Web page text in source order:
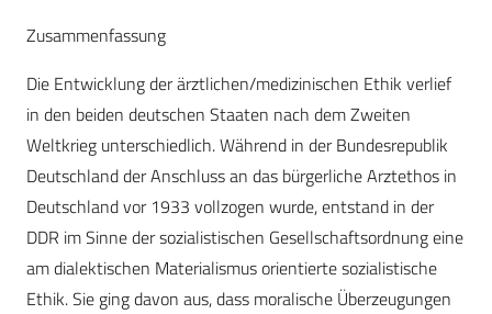
Zusammenfassung
Die Entwicklung der ärztlichen/medizinischen Ethik verlief
in den beiden deutschen Staaten nach dem Zweiten
Weltkrieg unterschiedlich. Während in der Bundesrepublik
Deutschland der Anschluss an das bürgerliche Arztethos in
Deutschland vor 1933 vollzogen wurde, entstand in der
DDR im Sinne der sozialistischen Gesellschaftsordnung eine
am dialektischen Materialismus orientierte sozialistische
Ethik. Sie ging davon aus, dass moralische Überzeugungen